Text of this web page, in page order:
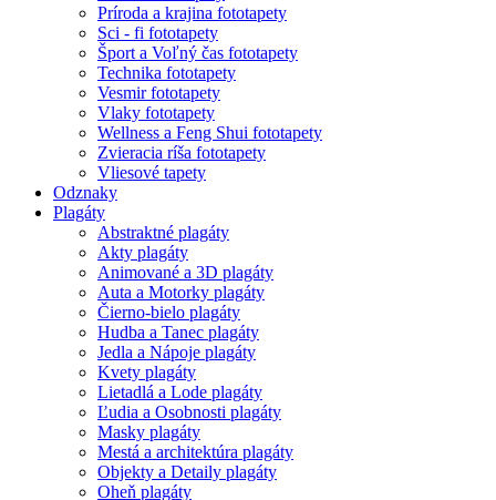
Príroda a krajina fototapety
Sci - fi fototapety
Šport a Voľný čas fototapety
Technika fototapety
Vesmir fototapety
Vlaky fototapety
Wellness a Feng Shui fototapety
Zvieracia ríša fototapety
Vliesové tapety
Odznaky
Plagáty
Abstraktné plagáty
Akty plagáty
Animované a 3D plagáty
Auta a Motorky plagáty
Čierno-bielo plagáty
Hudba a Tanec plagáty
Jedla a Nápoje plagáty
Kvety plagáty
Lietadlá a Lode plagáty
Ľudia a Osobnosti plagáty
Masky plagáty
Mestá a architektúra plagáty
Objekty a Detaily plagáty
Oheň plagáty